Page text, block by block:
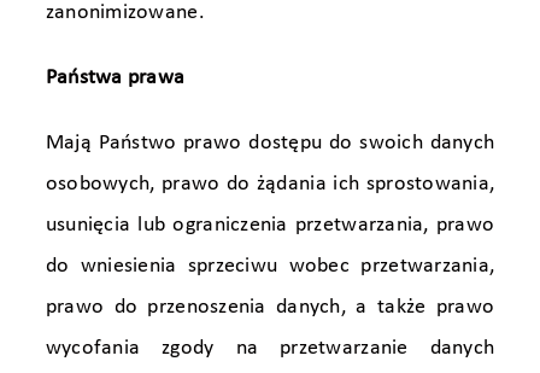
zanonimizowane.
Państwa prawa
Mają Państwo prawo dostępu do swoich danych
osobowych, prawo do żądania ich sprostowania,
usunięcia lub ograniczenia przetwarzania, prawo
do wniesienia sprzeciwu wobec przetwarzania,
prawo do przenoszenia danych, a także prawo
wycofania zgody na przetwarzanie danych